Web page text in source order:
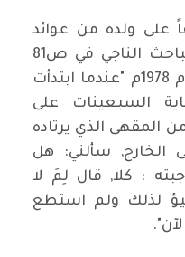
على ولده من عوائد
الزمن في محنته إذ يذكر الباحث الناجي في ص81
بعد انفراط عقد الجبهة عام 1978م "عندما ابتدأت
السبعينات على
المقهى الذي يرتاده
الخارج, سألني: هل
: كلا, قال لِمَ لا
لذلك ولم استطع